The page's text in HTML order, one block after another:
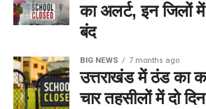
का अलर्ट, इन
बंद
BIG NEWS 7 months ago
उत्तराखंड में ठंड का
चार तहसीलों में दो